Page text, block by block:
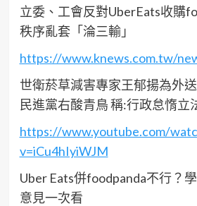
立委、工會反對UberEats收購
秩序亂套「淪三輸」
https://www.knews.com.tw/
世衛菸草減害專家王郁揚為外
民進黨右酸青鳥 稱:行政怠惰立
https://www.youtube.com/
v=iCu4hIyiWJM
Uber Eats併foodpanda不行？
意見一次看